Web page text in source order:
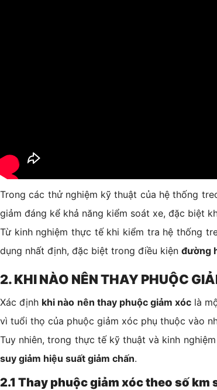
Trong các thử nghiệm kỹ thuật của hệ thống
giảm đáng kể khả năng kiểm soát xe, đặc biệt
Từ kinh nghiệm thực tế khi kiểm tra hệ thống
dụng nhất định, đặc biệt trong điều kiện đường
2. KHI NÀO NÊN THAY PHUỘC
Xác định khi nào nên thay phuộc giảm xóc là
vì tuổi thọ của phuộc giảm xóc phụ thuộc vào
Tuy nhiên, trong thực tế kỹ thuật và kinh
suy giảm hiệu suất giảm chấn.
2.1 Thay phuộc giảm xóc theo số km